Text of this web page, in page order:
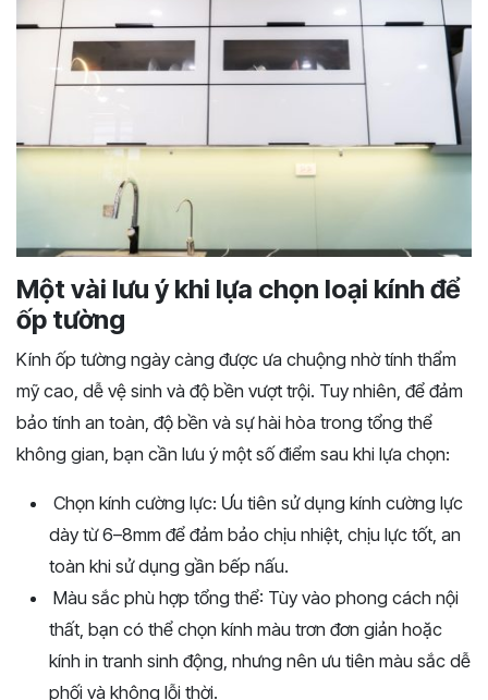
Một vài lưu ý khi lựa chọn loại kính để
ốp tường
Kính ốp tường ngày càng được ưa chuộng nhờtính thẩm
mỹ cao, dễ vệ sinh và độ bền vượt trội. Tuy nhiên, để đảm
bảo tính an toàn, độ bền và sựhài hòa trong tổng thể
không gian, bạn cần lưu ý một sốđiểm sau khi lựa chọn:
Chọn kính cường lực: Ưu tiên sửdụng kính cường lực
dày từ6–8mm để đảm bảo chịu nhiệt, chịu lực tốt, an
toàn khi sửdụng gần bếp nấu.
Màu sắc phù hợp tổng thể: Tùy vào phong cách nội
thất, bạn có thể chọn kính màu trơn đơn giản hoặc
kính in tranh sinh động, nhưng nên ưu tiên màu sắc dễ
phối và không lỗi thời.